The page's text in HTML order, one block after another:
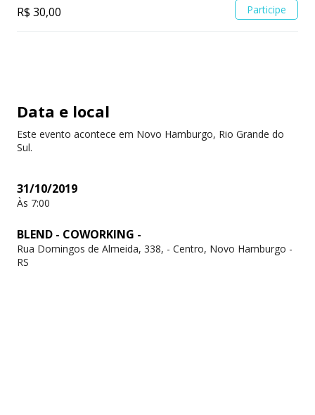
R$ 30,00 Participe
Data e local
Este evento acontece em Novo Hamburgo, Rio Grande do
Sul.
31/10/2019
Às 7:00
BLEND - COWORKING -
Rua Domingos de Almeida, 338, - Centro, Novo Hamburgo -
RS